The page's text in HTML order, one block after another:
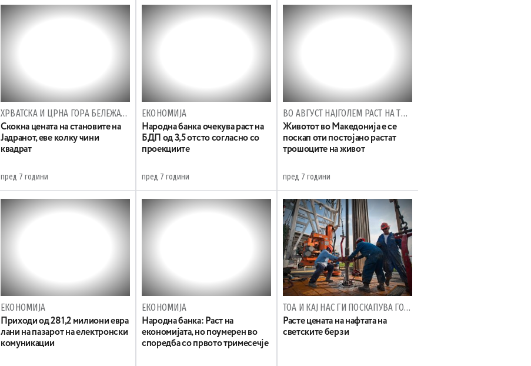
ХРВАТСКА И ЦРНА ГОРА БЕЛЕЖАТ РАСТ ВО ПРОСЕК ОД 10 ОТСТО
Скокна цената на становите на
Јадранот, еве колку чини
квадрат
пред 7 години
ЕКОНОМИЈА
Народна банка очекува раст на
БДП од 3,5 отсто согласно со
проекциите
пред 7 години
ВО АВГУСТ НАЈГОЛЕМ РАСТ НА ТРОШОЦИТЕ НА ЖИВОТ ЗА ЗЕЛЕНЧУК И ТУРИСТИЧКИ АРАНЖМАНИ
Животот во Македонија е се
поскап оти постојано растат
трошоците на живот
пред 7 години
ЕКОНОМИЈА
Приходи од 281,2 милиони евра
лани на пазарот на електронски
комуникации
ЕКОНОМИЈА
Народна банка: Раст на
економијата, но поумерен во
споредба со првото тримесечје
ТОА И КАЈ НАС ГИ ПОСКАПУВА ГОРИВАТА
Расте цената на нафтата на
светските берзи